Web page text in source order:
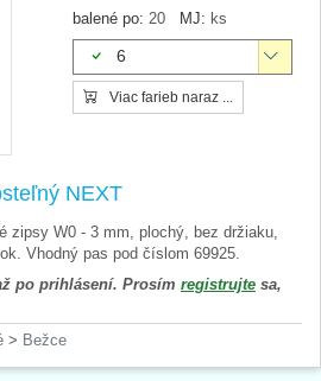
balené po: 20 MJ: ks
6
Viac farieb naraz ...
NEXT
zipsy W0 - 3 mm, plochý, bez držiaku,
Vhodný pas pod číslom 69925.
po prihlásení. Prosím registrujte sa,
> Bežce